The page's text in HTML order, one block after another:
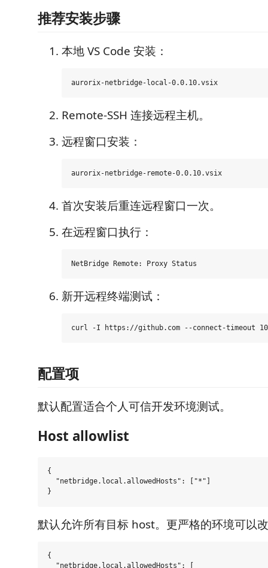
推荐安装步骤
本地 VS Code 安装：
Remote-SSH 连接远程主机。
远程窗口安装：
首次安装后重连远程窗口一次。
在远程窗口执行：
新开远程终端测试：
配置项
默认配置适合个人可信开发环境测试。
Host allowlist
{
  "netbridge.local.allowedHosts": ["*"]
默认允许所有目标 host。更严格的环境可以
{
  "netbridge.local.allowedHosts": [